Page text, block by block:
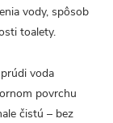
vody, spôsob
toalety.
voda
povrchu
čistú – bez